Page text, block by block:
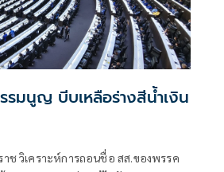
รมนูญ บีบเหลือร่างสีน้ำเงิน
ช วิเคราะห์การถอนชื่อ สส.ของพรรค